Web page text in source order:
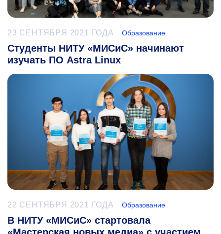
23 СЕНТЯБРЯ 2021 ГОДА Образование
Студенты НИТУ «МИСиС» начинают
изучать ПО Astra Linux
22 СЕНТЯБРЯ 2021 ГОДА Образование
В НИТУ «МИСиС» стартовала
«Мастерская новых медиа» с участием